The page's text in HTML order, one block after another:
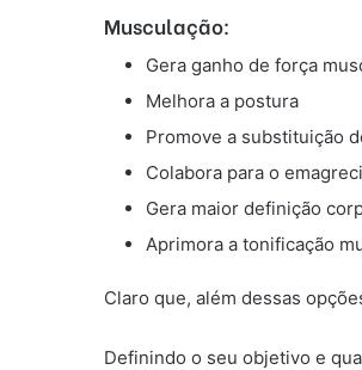
Musculação:
Gera ganho de força
Melhora a postura
Promove a substituição
Colabora para o
Gera maior definição
Aprimora a tonificação
Claro que, além dessas
Definindo o seu objetivo e